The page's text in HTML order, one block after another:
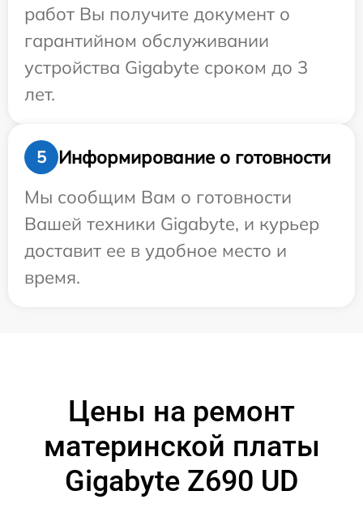
работ Вы получите документ о
гарантийном обслуживании
устройства Gigabyte сроком до 3
лет.
5
Информирование о готовности
Мы сообщим Вам о готовности
Вашей техники Gigabyte, и курьер
доставит ее в удобное место и
время.
Цены на ремонт
материнской платы
Gigabyte Z690 UD